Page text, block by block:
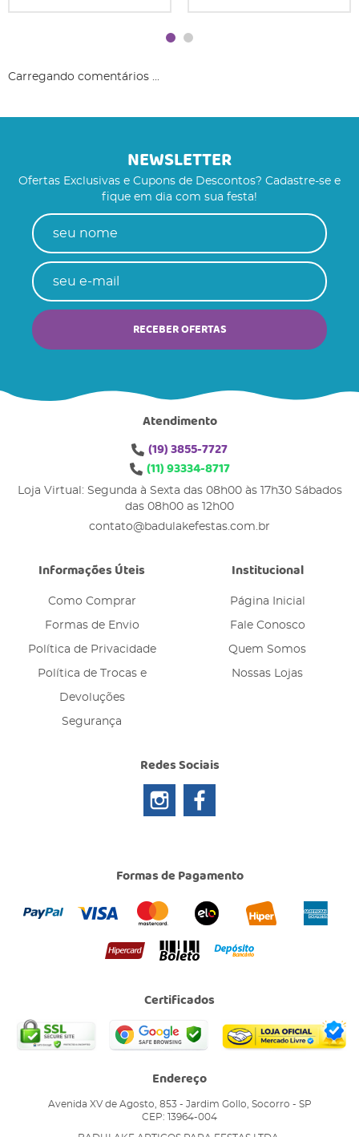
Carregando comentários ...
NEWSLETTER
Ofertas Exclusivas e Cupons de Descontos? Cadastre-se e
fique em dia com sua festa!
RECEBER OFERTAS
Atendimento
(19)3855-7727
(11)93334-8717
Loja Virtual: Segunda à Sexta das 08h00 às 17h30 Sábados
das 08h00 as 12h00
contato@badulakefestas.com.br
Informações Úteis
Como Comprar
Formas de Envio
Política de Privacidade
Política de Trocas e
Devoluções
Segurança
Institucional
Página Inicial
Fale Conosco
Quem Somos
Nossas Lojas
Redes Sociais
Formas de Pagamento
Certificados
Endereço
Avenida XV de Agosto, 853- Jardim Gollo, Socorro - SP
CEP: 13964-004